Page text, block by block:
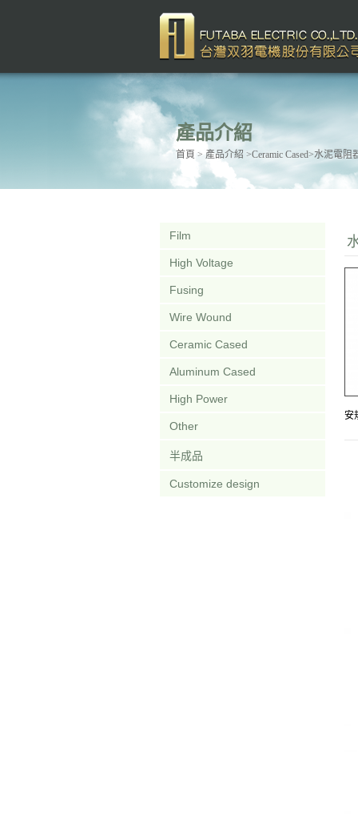
產品介紹
首頁 > 產品介紹 >Ceramic Cased>水泥電阻
Film
High Voltage
Fusing
Wire Wound
Ceramic Cased
Aluminum Cased
High Power
Other
半成品
Customize design
安